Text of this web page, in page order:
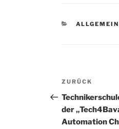
ALLGEMEIN
Vorheriger
Beitrag
ZURÜCK
der
Automation